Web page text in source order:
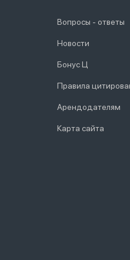
Вопросы - ответы
Новости
Бонус Ц
Правила
Арендодателям
Карта сайта